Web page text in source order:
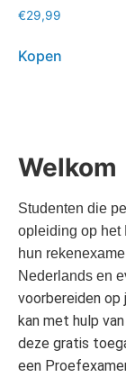
€29,99
Kopen
Welkom
Studenten die
opleiding op het
hun
Nederlands en
voorbereiden op
kan met hulp
deze gratis
een